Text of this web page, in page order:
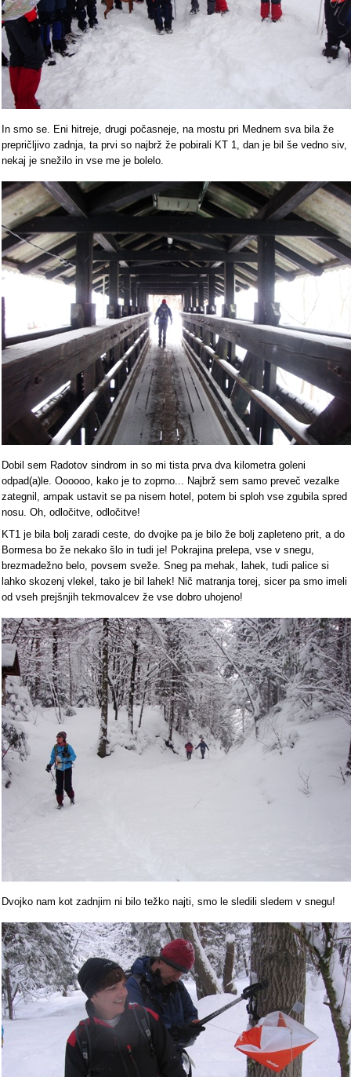
In smo se. Eni hitreje, drugi počasneje, na mostu pri Mednem sva bila že
prepričljivo zadnja, ta prvi so najbrž že pobirali KT 1, dan je bil še vedno siv,
nekaj je snežilo in vse me je bolelo.
Dobil sem Radotov sindrom in so mi tista prva dva kilometra goleni
odpad(a)le. Oooooo, kako je to zoprno... Najbrž sem samo preveč vezalke
zategnil, ampak ustavit se pa nisem hotel, potem bi sploh vse zgubila spred
nosu. Oh, odločitve, odločitve!
KT1 je bila bolj zaradi ceste, do dvojke pa je bilo že bolj zapleteno prit, a do
Bormesa bo že nekako šlo in tudi je! Pokrajina prelepa, vse v snegu,
brezmadežno belo, povsem sveže. Sneg pa mehak, lahek, tudi palice si
lahko skozenj vlekel, tako je bil lahek! Nič matranja torej, sicer pa smo imeli
od vseh prejšnjih tekmovalcev že vse dobro uhojeno!
Dvojko nam kot zadnjim ni bilo težko najti, smo le sledili sledem v snegu!